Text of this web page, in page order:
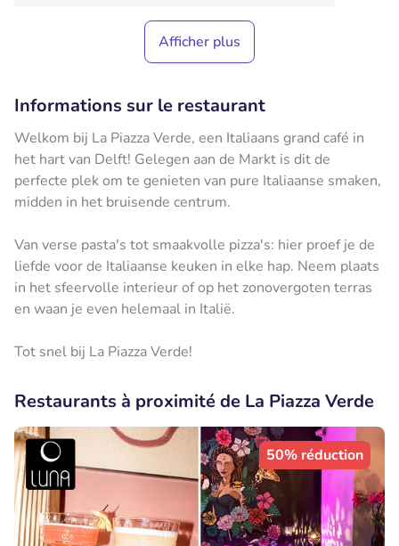
Afficher plus
Informations sur le restaurant
Welkom bij La Piazza Verde, een Italiaans grand café in
het hart van Delft! Gelegen aan de Markt is dit de
perfecte plek om te genieten van pure Italiaanse smaken,
midden in het bruisende centrum.
Van verse pasta's tot smaakvolle pizza's: hier proef je de
liefde voor de Italiaanse keuken in elke hap. Neem plaats
in het sfeervolle interieur of op het zonovergoten terras
en waan je even helemaal in Italië.
Tot snel bij La Piazza Verde!
Restaurants à proximité de La Piazza Verde
50% réduction